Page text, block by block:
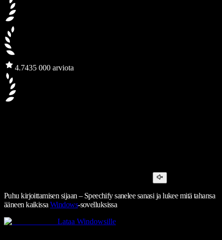
4.7435 000 arviota
Puhu kirjoittamisen sijaan – Speechify sanelee sanasi ja lukee mitä tahansa
ääneen kaikissaWindows-sovelluksissa
Lataa Windowsille